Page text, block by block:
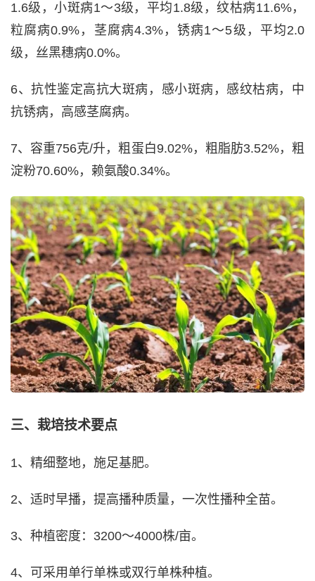
1.6级，小斑病1～3级，平均1.8级，纹枯病11.6%，
粒腐病0.9%，茎腐病4.3%，锈病1～5级，平均2.0
级，丝黑穗病0.0%。
6、抗性鉴定高抗大斑病，感小斑病，感纹枯病，中
抗锈病，高感茎腐病。
7、容重756克/升，粗蛋白9.02%，粗脂肪3.52%，粗
淀粉70.60%，赖氨酸0.34%。
三、栽培技术要点
1、精细整地，施足基肥。
2、适时早播，提高播种质量，一次性播种全苗。
3、种植密度：3200～4000株/亩。
4、可采用单行单株或双行单株种植。